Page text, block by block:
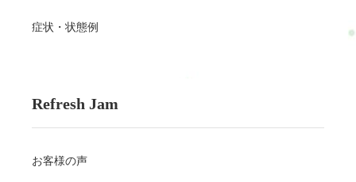
症状・状態例
Refresh Jam
お客様の声